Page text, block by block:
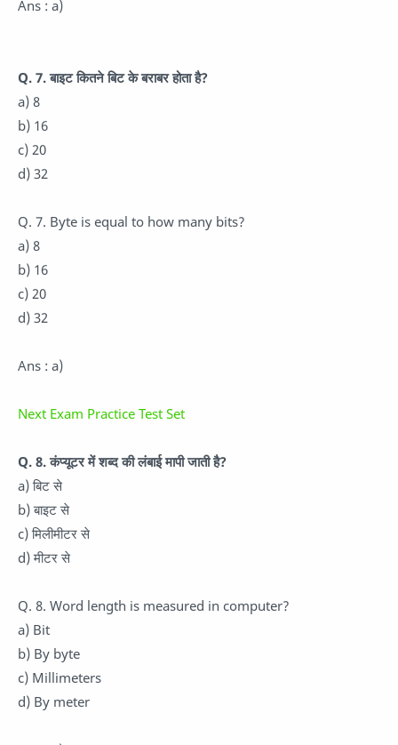
Ans : a)
Q. 7. बाइट कितने बिट के बराबर होता है?
a) 8
b) 16
c) 20
d) 32
Q. 7. Byte is equal to how many bits?
a) 8
b) 16
c) 20
d) 32
Ans : a)
Next Exam Practice Test Set
Q. 8. कंप्यूटर में शब्द की लंबाई मापी जाती है?
a) बिट से
b) बाइट से
c) मिलीमीटर से
d) मीटर से
Q. 8. Word length is measured in computer?
a) Bit
b) By byte
c) Millimeters
d) By meter